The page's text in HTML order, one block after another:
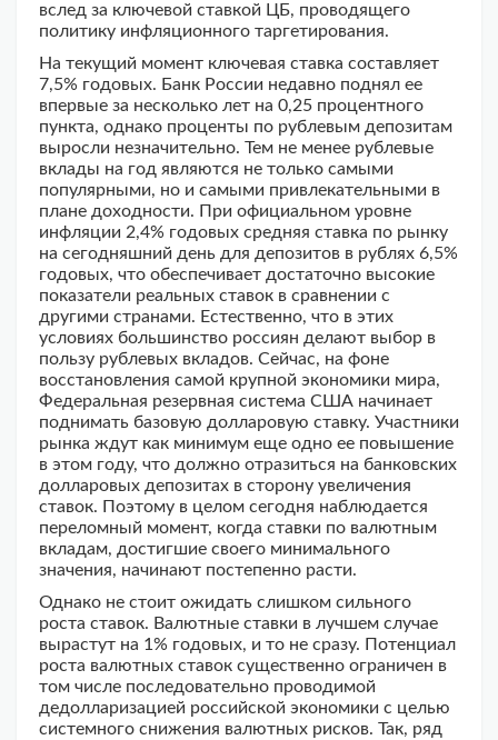
вслед за ключевой ставкой ЦБ, проводящего
политику инфляционного таргетирования.
На текущий момент ключевая ставка составляет
7,5% годовых. Банк России недавно поднял ее
впервые за несколько лет на 0,25 процентного
пункта, однако проценты по рублевым депозитам
выросли незначительно. Тем не менее рублевые
вклады на год являются не только самыми
популярными, но и самыми привлекательными в
плане доходности. При официальном уровне
инфляции 2,4% годовых средняя ставка по рынку
на сегодняшний день для депозитов в рублях 6,5%
годовых, что обеспечивает достаточно высокие
показатели реальных ставок в сравнении с
другими странами. Естественно, что в этих
условиях большинство россиян делают выбор в
пользу рублевых вкладов. Сейчас, на фоне
восстановления самой крупной экономики мира,
Федеральная резервная система США начинает
поднимать базовую долларовую ставку. Участники
рынка ждут как минимум еще одно ее повышение
в этом году, что должно отразиться на банковских
долларовых депозитах в сторону увеличения
ставок. Поэтому в целом сегодня наблюдается
переломный момент, когда ставки по валютным
вкладам, достигшие своего минимального
значения, начинают постепенно расти.
Однако не стоит ожидать слишком сильного
роста ставок. Валютные ставки в лучшем случае
вырастут на 1% годовых, и то не сразу. Потенциал
роста валютных ставок существенно ограничен в
том числе последовательно проводимой
дедолларизацией российской экономики с целью
системного снижения валютных рисков. Так, ряд